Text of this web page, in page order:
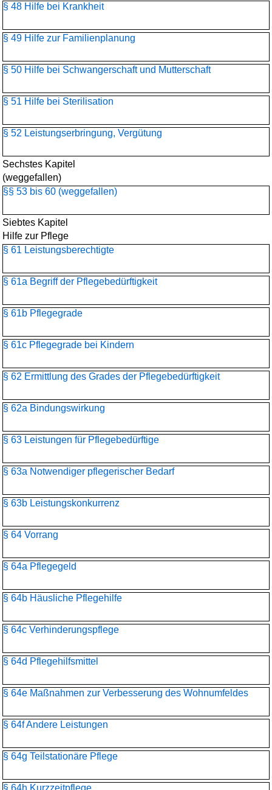
§ 48 Hilfe bei Krankheit
§ 49 Hilfe zur Familienplanung
§ 50 Hilfe bei Schwangerschaft und Mutterschaft
§ 51 Hilfe bei Sterilisation
§ 52 Leistungserbringung, Vergütung
Sechstes Kapitel
(weggefallen)
§§ 53 bis 60 (weggefallen)
Siebtes Kapitel
Hilfe zur Pflege
§ 61 Leistungsberechtigte
§ 61a Begriff der Pflegebedürftigkeit
§ 61b Pflegegrade
§ 61c Pflegegrade bei Kindern
§ 62 Ermittlung des Grades der Pflegebedürftigkeit
§ 62a Bindungswirkung
§ 63 Leistungen für Pflegebedürftige
§ 63a Notwendiger pflegerischer Bedarf
§ 63b Leistungskonkurrenz
§ 64 Vorrang
§ 64a Pflegegeld
§ 64b Häusliche Pflegehilfe
§ 64c Verhinderungspflege
§ 64d Pflegehilfsmittel
§ 64e Maßnahmen zur Verbesserung des Wohnumfeldes
§ 64f Andere Leistungen
§ 64g Teilstationäre Pflege
§ 64h Kurzzeitpflege